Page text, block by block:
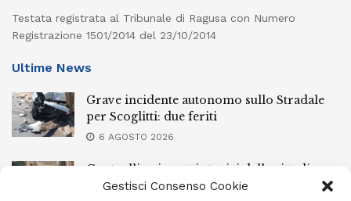
Gestisci Consenso Cookie
Testata registrata al Tribunale di Ragusa con Numero
Registrazione 1501/2014 del 23/10/2014
Ultime News
Grave incidente autonomo sullo Stradale
per Scoglitti: due feriti
6 AGOSTO 2026
Controlli nei centri storici delle cittadine
della provincia iblea, 23 stranieri espulsi